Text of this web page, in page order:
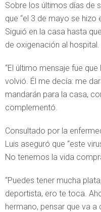
Sobre los últimos días de
que “el 3 de mayo se hizo
Siguió en la casa hasta
de oxigenación al
“El último mensaje fue
volvió. Él me decía: me
mandarán para la casa,
complementó.
Consultado por la
Luis aseguró que “este
No tenemos la vida
“Puedes tener mucha
deportista, ero te toca.
hermano, pensar que va